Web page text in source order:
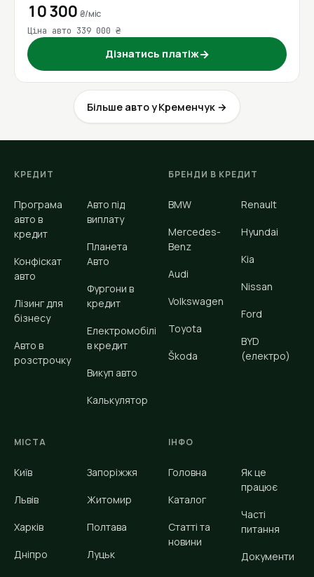
10 300 ₴/міс
Ціна авто 339 000 ₴
Дізнатись платіж→
Більше авто у Кременчук →
КРЕДИТ
Програма
авто в
кредит
Конфіскат
авто
Лізинг для
бізнесу
Авто в
розстрочку
Авто під
виплату
Планета
Авто
Фургони в
кредит
Електромобілі
в кредит
Викуп авто
Калькулятор
БРЕНДИ В КРЕДИТ
BMW
Mercedes-
Benz
Audi
Volkswagen
Toyota
Škoda
Renault
Hyundai
Kia
Nissan
Ford
BYD
(електро)
МІСТА
Київ
Львів
Харків
Дніпро
Запоріжжя
Житомир
Полтава
Луцьк
ІНФО
Головна
Каталог
Статті та
новини
Як це
працює
Часті
питання
Документи